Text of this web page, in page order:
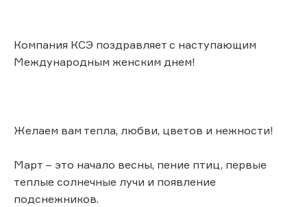
Компания КСЭ поздравляет с наступающим
Международным женским днем!
Желаем вам тепла, любви, цветов и нежности!
Март – это начало весны, пение птиц, первые
теплые солнечные лучи и появление
подснежников.